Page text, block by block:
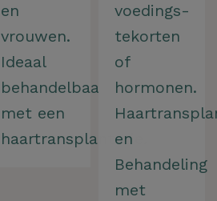
en
vrouwen.
Ideaal
behandelbaar
met een
haartransplantatie.
voedings-
tekorten
of
hormonen.
en
Behandeling
met